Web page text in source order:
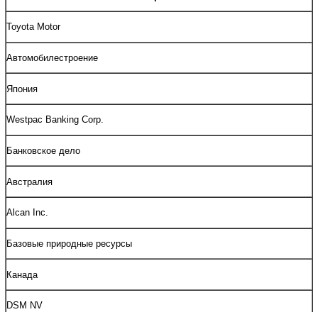
Toyota Motor
Автомобилестроение
Япония
Westpac Banking Corp.
Банковское дело
Австралия
Alcan Inc.
Базовые природные ресурсы
Канада
DSM NV